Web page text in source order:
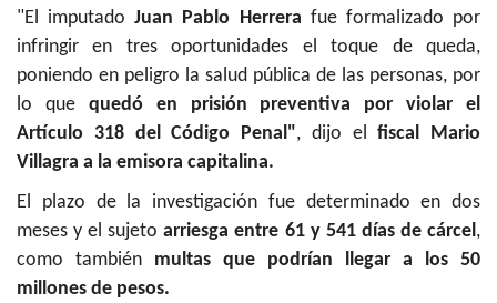
"El imputadoJuan Pablo Herrera fue formalizado por
infringir en tres oportunidades el toque de queda,
poniendo en peligro la salud pública de las personas, por
lo que quedó en prisión preventiva por violar el
Artículo 318 del Código Penal", dijo elfiscal
Mario
Villagra a la emisora capitalina.
El plazo de la investigación fue determinado en dos
meses y el sujetoarriesga entre 61 y 541 días de cárcel ,
como también multas que podrían llegar a los 50
millones de pesos.